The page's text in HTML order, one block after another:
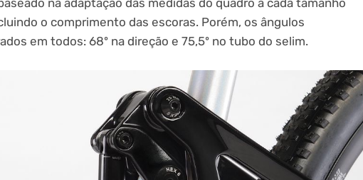
o comprimento das escoras. Porém, os ângulos
em todos: 68º na direção e 75,5º no tubo do selim.